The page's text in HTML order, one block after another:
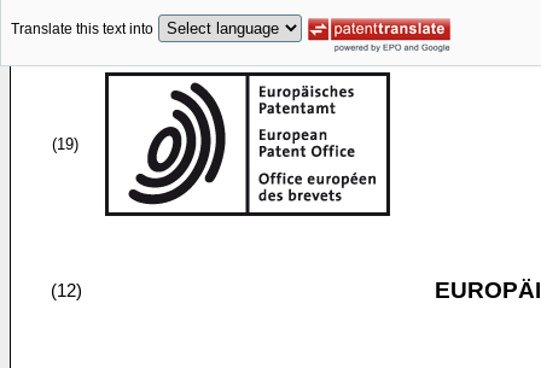
Translate this text into
(19)
(12)